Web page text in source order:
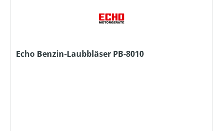
Echo Benzin-Laubbläser PB-8010